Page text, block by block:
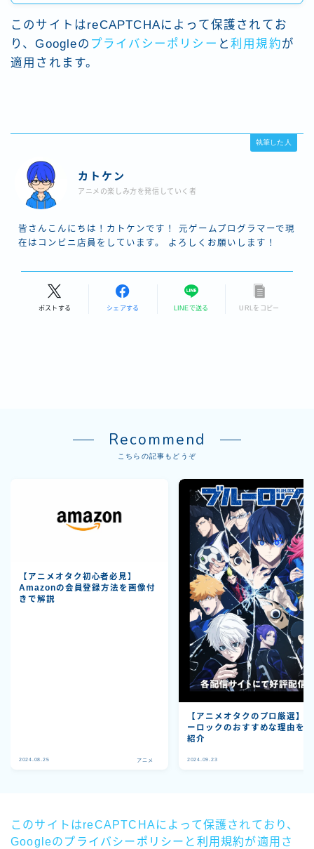
このサイトはreCAPTCHAによって保護されてお
り、Googleの プライバシーポリシー と利用規約が
適用されます。
執筆した人
カトケン
アニメの楽しみ方を発信していく者
皆さんこんにちは！カトケンです！ 元ゲームプログラマーで現
在はコンビニ店員をしています。 よろしくお願いします！
ポストする シェアする LINEで送る URLをコピー
Recommend
こちらの記事もどうぞ
【アニメオタク初心者必見】
Amazonの会員登録方法を画像付
きで解説
2024.08.25 アニメ
【アニメオタクのプロ厳選】
ーロックのおすすめな理由を3
紹介
2024.09.23
このサイトはreCAPTCHAによって保護されており、
Googleの プライバシーポリシー と 利用規約が適用さ